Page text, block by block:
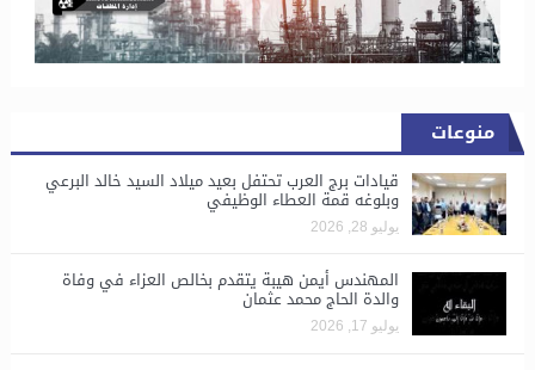
منوعات
قيادات برج العرب تحتفل بعيد ميلاد السيد خالد البرعي
وبلوغه قمة العطاء الوظيفي
يوليو 28, 2026
المهندس أيمن هيبة يتقدم بخالص العزاء في وفاة
والدة الحاج محمد عثمان
يوليو 17, 2026